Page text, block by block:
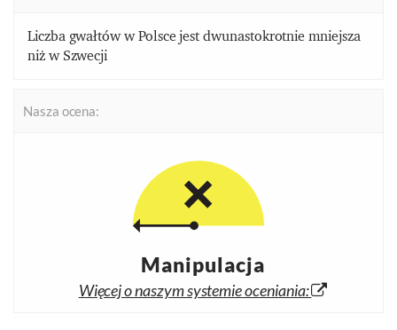
Liczba gwałtów w Polsce jest dwunastokrotnie mniejsza
niż w Szwecji
Nasza ocena:
Manipulacja
Więcej o naszym systemie oceniania: